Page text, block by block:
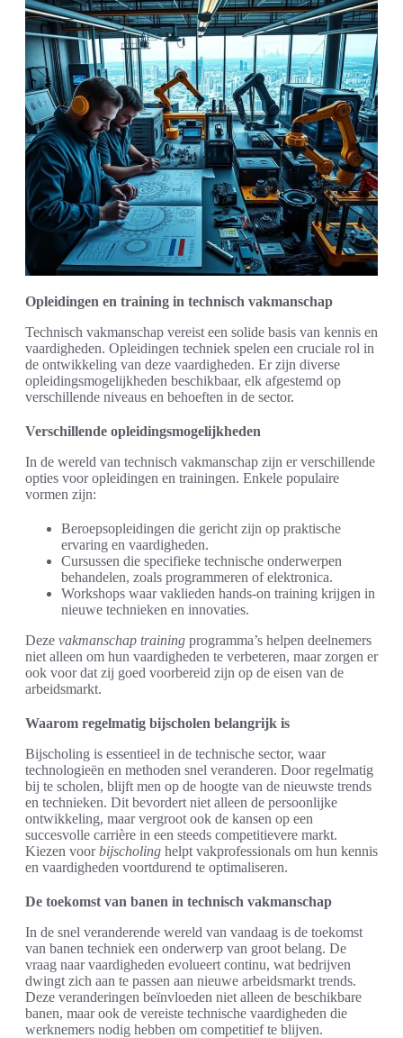
Opleidingen en training in technisch vakmanschap
Technisch vakmanschap vereist een solide basis van kennis en
vaardigheden. Opleidingen techniek spelen een cruciale rol in
de ontwikkeling van deze vaardigheden. Er zijn diverse
opleidingsmogelijkheden beschikbaar, elk afgestemd op
verschillende niveaus en behoeften in de sector.
Verschillende opleidingsmogelijkheden
In de wereld van technisch vakmanschap zijn er verschillende
opties voor opleidingen en trainingen. Enkele populaire
vormen zijn:
Beroepsopleidingen die gericht zijn op praktische
ervaring en vaardigheden.
Cursussen die specifieke technische onderwerpen
behandelen, zoals programmeren of elektronica.
Workshops waar vaklieden hands-on training krijgen in
nieuwe technieken en innovaties.
Deze vakmanschap training programma’s helpen deelnemers
niet alleen om hun vaardigheden te verbeteren, maar zorgen er
ook voor dat zij goed voorbereid zijn op de eisen van de
arbeidsmarkt.
Waarom regelmatig bijscholen belangrijk is
Bijscholing is essentieel in de technische sector, waar
technologieën en methoden snel veranderen. Door regelmatig
bij te scholen, blijft men op de hoogte van de nieuwste trends
en technieken. Dit bevordert niet alleen de persoonlijke
ontwikkeling, maar vergroot ook de kansen op een
succesvolle carrière in een steeds competitievere markt.
Kiezen voorbijscholing helpt vakprofessionals om hun kennis
en vaardigheden voortdurend te optimaliseren.
De toekomst van banen in technisch vakmanschap
In de snel veranderende wereld van vandaag is de toekomst
van banen techniek een onderwerp van groot belang. De
vraag naar vaardigheden evolueert continu, wat bedrijven
dwingt zich aan te passen aan nieuwe arbeidsmarkt trends.
Deze veranderingen beïnvloeden niet alleen de beschikbare
banen, maar ook de vereiste technische vaardigheden die
werknemers nodig hebben om competitief te blijven.